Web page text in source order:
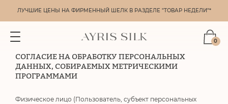
ЛУЧШИЕ ЦЕНЫ НА ФИРМЕННЫЙ ШЕЛК В РАЗДЕЛЕ "ТОВАР НЕДЕЛИ"*
0
СОГЛАСИЕ НА ОБРАБОТКУ ПЕРСОНАЛЬНЫХ
ДАННЫХ, СОБИРАЕМЫХ МЕТРИЧЕСКИМИ
ПРОГРАММАМИ
Физическое лицо (Пользователь, субъект персональных